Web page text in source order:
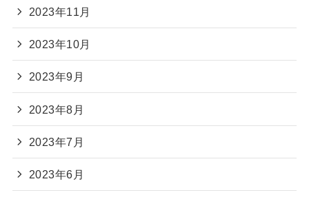
2023年11月
2023年10月
2023年9月
2023年8月
2023年7月
2023年6月